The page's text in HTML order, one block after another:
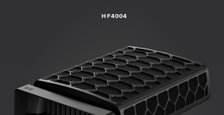
Shop
HF4004